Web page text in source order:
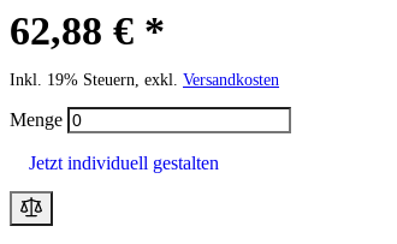
62,88 € *
Inkl. 19% Steuern, exkl. Versandkosten
Menge
Jetzt individuell gestalten